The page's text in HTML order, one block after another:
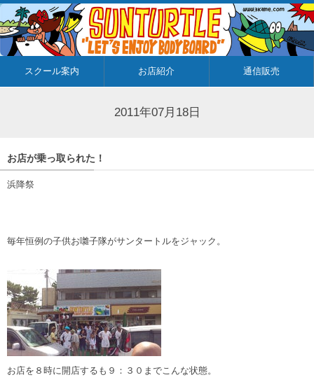
スクール案内 お店紹介 通信販売
2011年07月18日
お店が乗っ取られた！
浜降祭
毎年恒例の子供お囃子隊がサンタートルをジャック。
お店を８時に開店するも９：３０までこんな状態。